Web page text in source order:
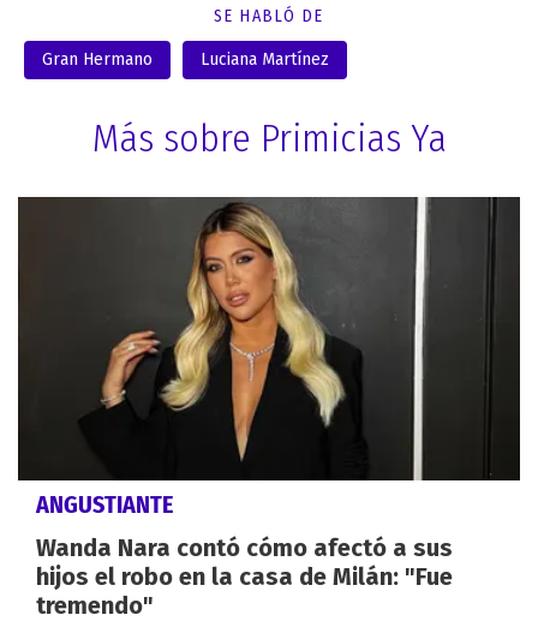
SE HABLÓ DE
Gran Hermano Luciana Martínez
Más sobre Primicias Ya
ANGUSTIANTE
Wanda Nara contó cómo afectó a sus
hijos el robo en la casa de Milán: "Fue
tremendo"